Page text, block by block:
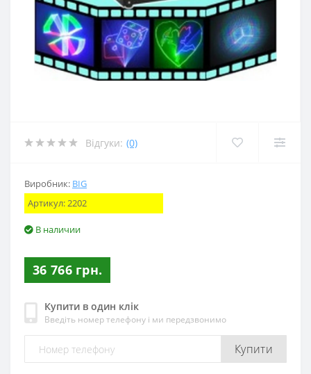
Відгуки: (0)
Виробник: BIG
Артикул:2202
В наличии
36 766 грн.
Купити в один клік
Введіть номер телефону і ми передзвонимо
Купити